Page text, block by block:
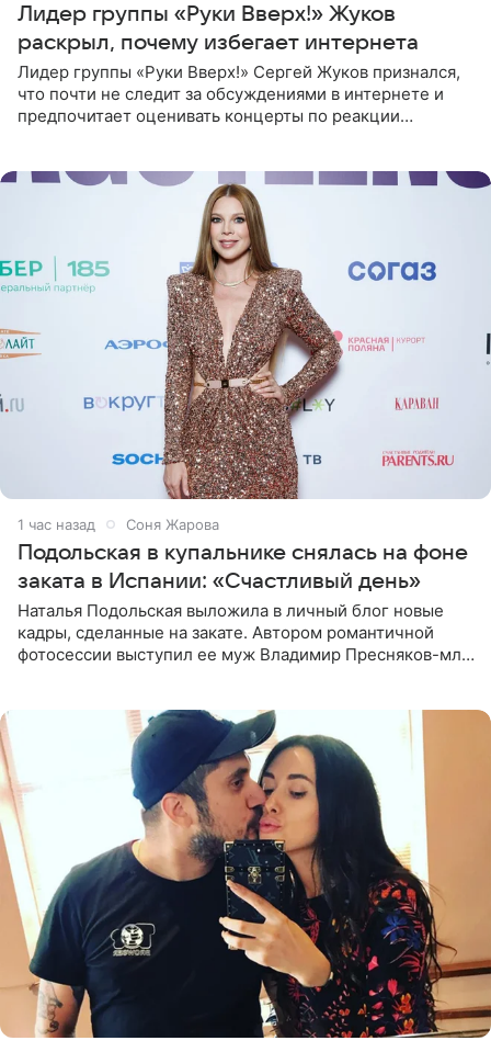
Лидер группы «Руки Вверх!» Жуков
раскрыл, почему избегает интернета
Лидер группы «Руки Вверх!» Сергей Жуков признался,
что почти не следит за обсуждениями в интернете и
предпочитает оценивать концерты по реакции
1 час назад Соня Жарова
Подольская в купальнике снялась на фоне
заката в Испании: «Счастливый день»
Наталья Подольская выложила в личный блог новые
кадры, сделанные на закате. Автором романтичной
фотосессии выступил ее муж Владимир Пресняков-мл.